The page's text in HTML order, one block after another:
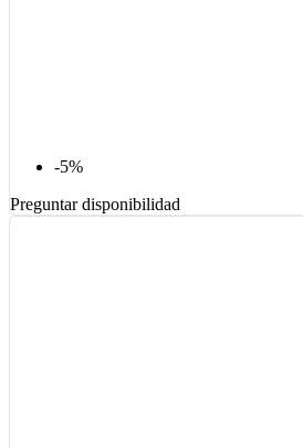
-5%
Preguntar disponibilidad